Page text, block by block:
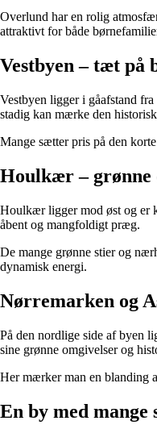
Overlund har en rolig
attraktivt for både
Vestbyen – tæt på
Vestbyen ligger i gåafstand
stadig kan mærke den
Mange sætter pris på den
Houlkær – grønne
Houlkær ligger mod øst og er
åbent og mangfoldigt præg.
De mange grønne stier og
dynamisk energi.
Nørremarken og
På den nordlige side af byen
sine grønne omgivelser og
Her mærker man en blanding
En by med mange